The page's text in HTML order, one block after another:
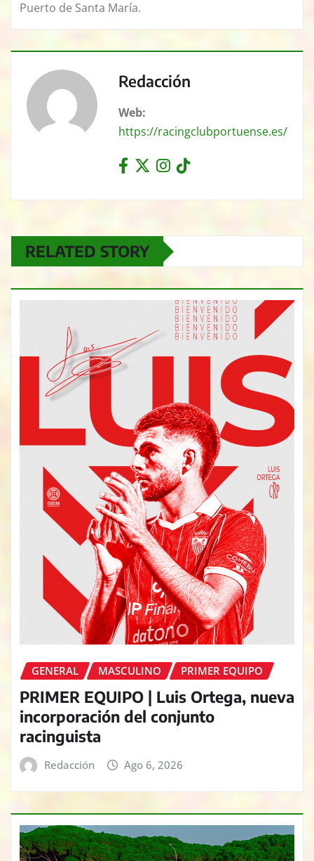
Puerto de Santa María.
Redacción
Web:
https://racingclubportuense.es/
RELATED STORY
GENERAL MASCULINO PRIMER EQUIPO
PRIMER EQUIPO | Luis Ortega, nueva
incorporación del conjunto
racinguista
Redacción Ago 6, 2026